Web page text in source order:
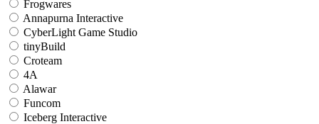
Frogwares
Annapurna Interactive
CyberLight Game Studio
tinyBuild
Croteam
4A
Alawar
Funcom
Iceberg Interactive